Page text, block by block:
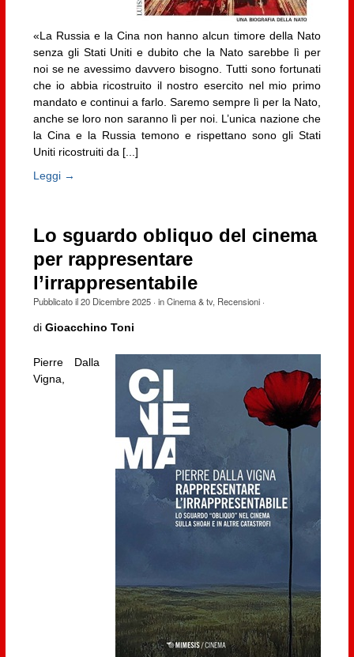
«La Russia e la Cina non hanno alcun timore della Nato
senza gli Stati Uniti e dubito che la Nato sarebbe lì per
noi se ne avessimo davvero bisogno. Tutti sono fortunati
che io abbia ricostruito il nostro esercito nel mio primo
mandato e continui a farlo. Saremo sempre lì per la Nato,
anche se loro non saranno lì per noi. L’unica nazione che
la Cina e la Russia temono e rispettano sono gli Stati
Uniti ricostruiti da [...]
Leggi →
Lo sguardo obliquo del cinema
per rappresentare
l’irrappresentabile
Pubblicato il20 Dicembre 2025· inCinema & tv, Recensioni·
di Gioacchino Toni
Pierre Dalla
Vigna,